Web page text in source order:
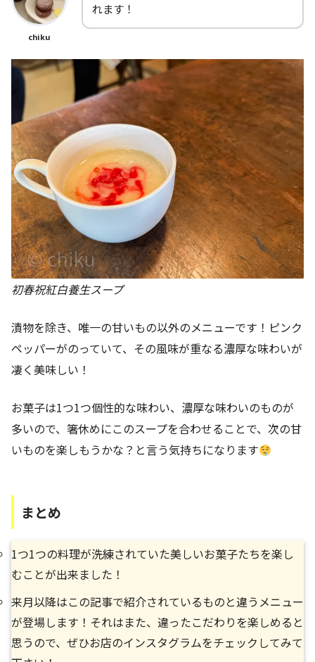
chiku
れます！
初春祝紅白養生スープ
漬物を除き、唯一の甘いもの以外のメニューです！ピンク
ペッパーがのっていて、その風味が重なる濃厚な味わいが
凄く美味しい！
お菓子は1つ1つ個性的な味わい、濃厚な味わいのものが
多いので、箸休めにこのスープを合わせることで、次の甘
いものを楽しもうかな？と言う気持ちになります
まとめ
1つ1つの料理が洗練されていた美しいお菓子たちを楽し
むことが出来ました！
来月以降はこの記事で紹介されているものと違うメニュー
が登場します！それはまた、違ったこだわりを楽しめると
思うので、ぜひお店のインスタグラムをチェックしてみて